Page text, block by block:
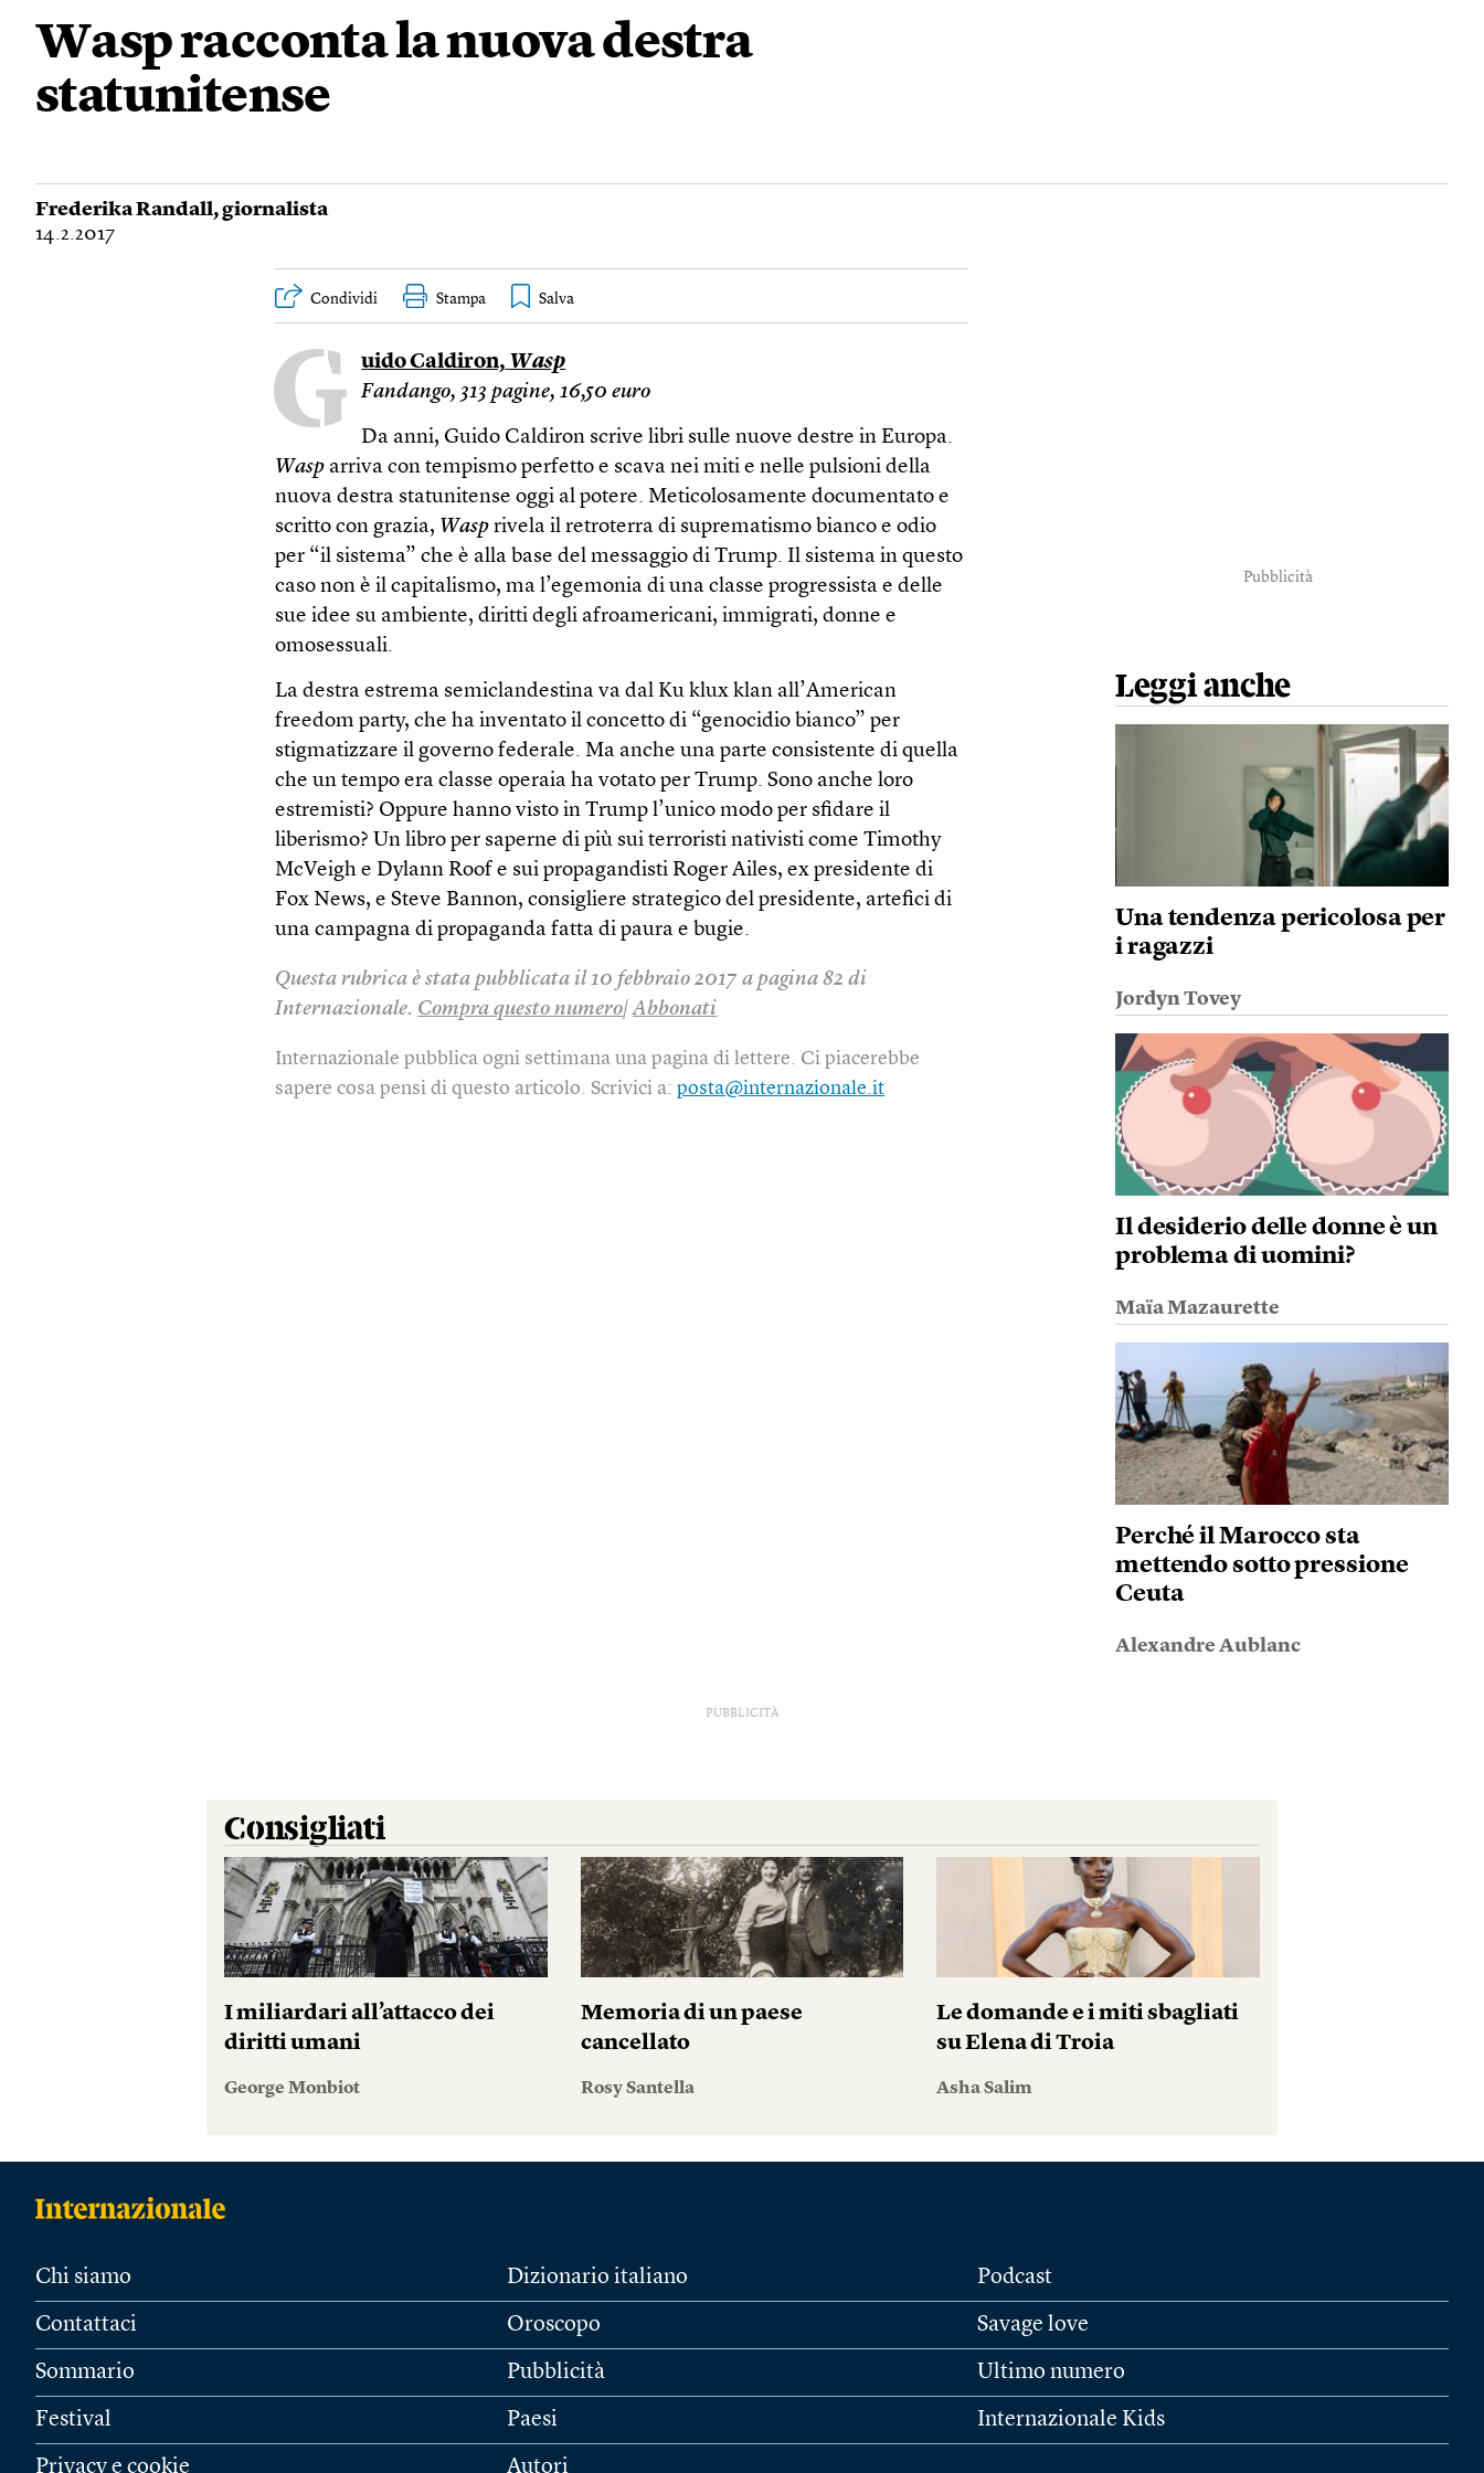
Wasp racconta la nuova destra
statunitense
Frederika Randall, giornalista
14.2.2017
Condividi Stampa
G uido Caldiron, Wasp
Fandango, 313 pagine, 16,50 euro
Da anni, Guido Caldiron scrive libri sulle nuove destre in Europa.
Wasp arriva con tempismo perfetto e scava nei miti e nelle pulsioni della
nuova destra statunitense oggi al potere. Meticolosamente documentato e
scritto con grazia, Wasp rivela il retroterra di suprematismo bianco e odio
per “il sistema” che è alla base del messaggio di Trump. Il sistema in questo
caso non è il capitalismo, ma l’egemonia di una classe progressista e delle
sue idee su ambiente, diritti degli afroamericani, immigrati, donne e
omosessuali.
La destra estrema semiclandestina va dal Ku klux klan all’American
freedom party, che ha inventato il concetto di “genocidio bianco” per
stigmatizzare il governo federale. Ma anche una parte consistente di quella
che un tempo era classe operaia ha votato per Trump. Sono anche loro
estremisti? Oppure hanno visto in Trump l’unico modo per sfidare il
liberismo? Un libro per saperne di più sui terroristi nativisti come Timothy
McVeigh e Dylann Roof e sui propagandisti Roger Ailes, ex presidente di
Fox News, e Steve Bannon, consigliere strategico del presidente, artefici di
una campagna di propaganda fatta di paura e bugie.
Questa rubrica è stata pubblicata il 10 febbraio 2017 a pagina 82 di
Internazionale. Compra questo numero| Abbonati
Internazionale pubblica ogni settimana una pagina di lettere. Ci piacerebbe
sapere cosa pensi di questo articolo. Scrivici a:posta@internazionale.it
Pubblicità
Leggi anche
Una tendenza pericolosa per
i ragazzi
Jordyn Tovey
Il desiderio delle donne è un
problema di uomini?
Maïa Mazaurette
Perché il Marocco sta
mettendo sotto pressione
Ceuta
Alexandre Aublanc
PUBBLICITÀ
Consigliati
I miliardari all’attacco dei
diritti umani
George Monbiot
Memoria di un paese
cancellato
Rosy Santella
Le domande e i miti sbagliati
su Elena di Troia
Asha Salim
Chi siamo
Contattaci
Sommario
Festival
Privacy e cookie
Dizionario italiano
Oroscopo
Pubblicità
Paesi
Autori
Podcast
Savage love
Ultimo numero
Internazionale Kids